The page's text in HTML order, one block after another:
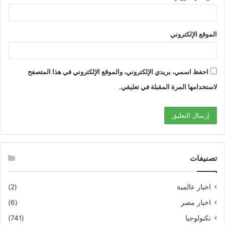
الموقع الإلكتروني
احفظ اسمي، بريدي الإلكتروني، والموقع الإلكتروني في هذا المتصفح
لاستخدامها المرة المقبلة في تعليقي.
تصنيفات
اخبار عالمية
(2)
اخبار مصر
(6)
تكنولوجيا
(741)